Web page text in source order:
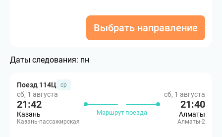
Выбрать направление
Даты следования: пн
Поезд 114Ц ср
сб, 1 августа
21:42
Казань
Казань-пассажирская
Маршрут поезда
сб, 1 августа
21:40
Алматы
Алматы-2